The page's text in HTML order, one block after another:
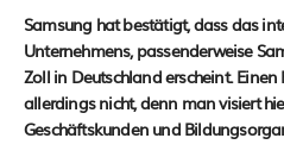
Samsung hat bestätigt, dass das
Unternehmens, passenderweise
Zoll in Deutschland erscheint.
allerdings nicht, denn man visiert
Geschäftskunden und